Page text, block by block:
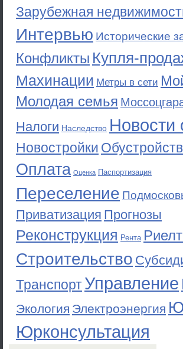
Зарубежная
Интервью Исторические
Конфликты Купля-
Махинации Метры в сети
Молодая семья
Налоги Наследство Новости
Новостройки
Оплата Оценка Паспортизация
Переселение
Приватизация Прогнозы
Реконструкция Рента
Строительство
ТранспортУправление
Экология Электроэнергия
Юрконсультация